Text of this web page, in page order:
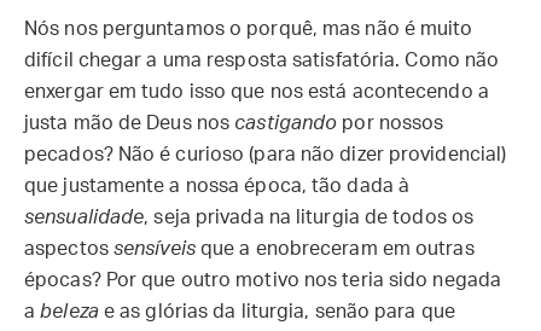
Nós nos perguntamos o porquê, mas não é muito
difícil chegar a uma resposta satisfatória. Como não
enxergar em tudo isso que nos está acontecendo a
justa mão de Deus nos castigando por nossos
pecados? Não é curioso (para não dizer providencial)
que justamente a nossa época, tão dada à
sensualidade, seja privada na liturgia de todos os
aspectos sensíveisque a enobreceram em outras
épocas? Por que outro motivo nos teria sido negada
abelezae as glórias da liturgia, senão para que